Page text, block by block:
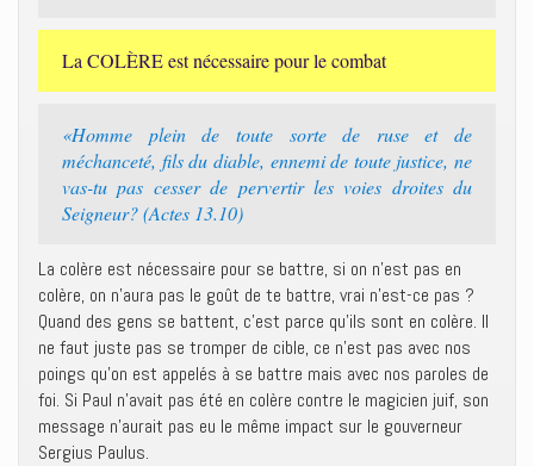
La COLÈRE est nécessaire pour le combat
«Homme plein de toute sorte de ruse et de
méchanceté, fils du diable, ennemi de toute justice, ne
vas-tu pas cesser de pervertir les voies droites du
Seigneur? (Actes 13.10)
La colère est nécessaire pour se battre, si on n’est pas en
colère, on n’aura pas le goût de te battre, vrai n’est-ce pas ?
Quand des gens se battent, c’est parce qu’ils sont en colère. Il
ne faut juste pas se tromper de cible, ce n’est pas avec nos
poings qu’on est appelés à se battre mais avec nos paroles de
foi. Si Paul n’avait pas été en colère contre le magicien juif, son
message n’aurait pas eu le même impact sur le gouverneur
Sergius Paulus.